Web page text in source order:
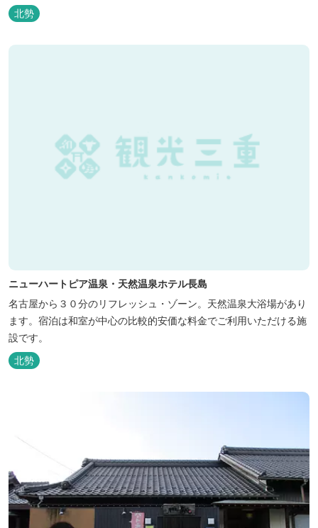
い。
北勢
ニューハートピア温泉・天然温泉ホテル長島
名古屋から３０分のリフレッシュ・ゾーン。天然温泉大浴場があり
ます。宿泊は和室が中心の比較的安価な料金でご利用いただける施
設です。
北勢